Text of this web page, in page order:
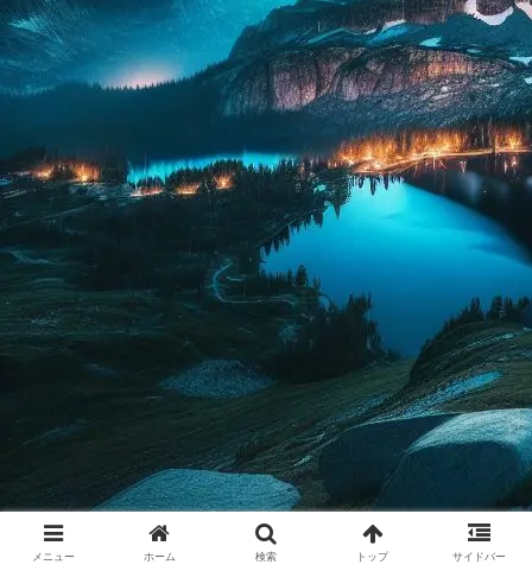
メニュー ホーム 検索 トップ サイドバー